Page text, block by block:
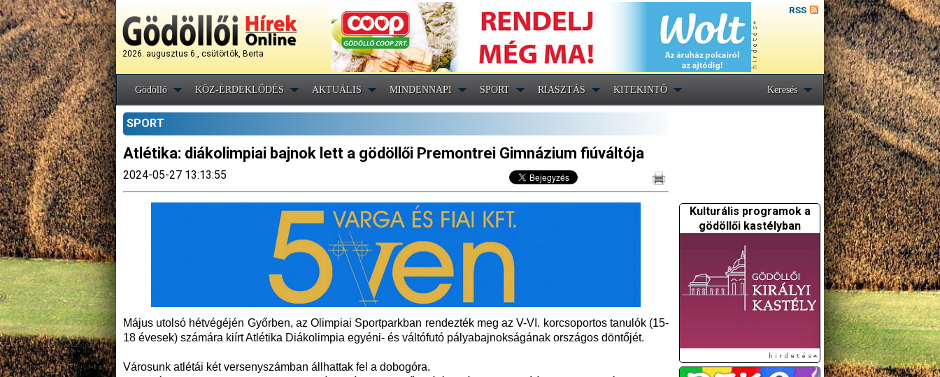
2026. augusztus 6., csütörtök, Berta
RSS
Gödöllő KÖZ-ÉRDEKLŐDÉS AKTUÁLIS MINDENNAPI SPORT RIASZTÁS KITEKINTŐ Keresés
SPORT
Atlétika: diákolimpiai bajnok lett a gödöllői Premontrei Gimnázium fiúváltója
2024-05-27 13:13:55
Május utolsó hétvégéjén Győrben, az Olimpiai Sportparkban rendezték meg az V-VI. korcsoportos tanulók (15-
18 évesek) számára kiírt Atlétika Diákolimpia egyéni- és váltófutó pályabajnokságának országos döntőjét.
Városunk atlétái két versenyszámban állhattak fel a dobogóra.
Kulturális programok a
gödöllői kastélyban